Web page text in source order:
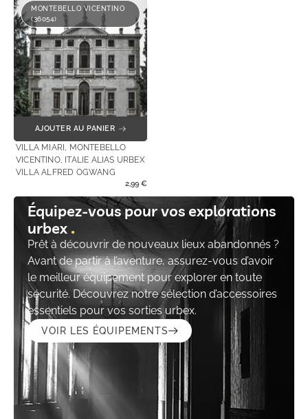
MONTEBELLO VICENTINO
(36054)
AJOUTER AU PANIER
VILLA MIARI, MONTEBELLO
VICENTINO, ITALIE ALIAS URBEX
VILLA ALFRED OGWANG
2,99 €
Équipez-vous pour vos explorations
urbex
Prêt à découvrir de nouveaux lieux abandonnés ?
Avant de partir à l’aventure, assurez-vous d’avoir
le meilleur équipement pour explorer en toute
sécurité. Découvrez notre sélection d’accessoires
essentiels pour vos sorties urbex.
VOIR LES ÉQUIPEMENTS